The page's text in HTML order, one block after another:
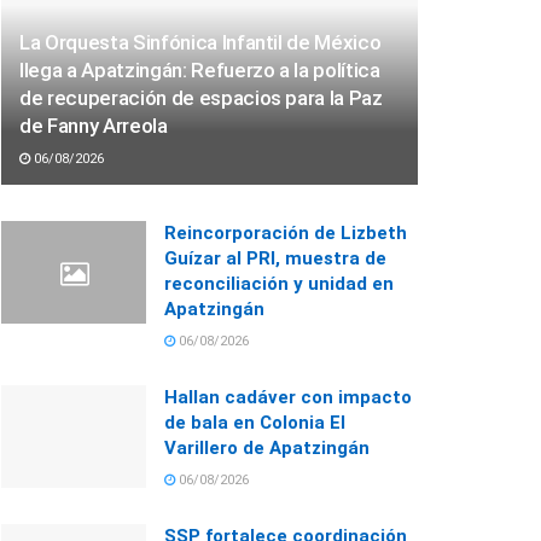
La Orquesta Sinfónica Infantil de México
llega a Apatzingán: Refuerzo a la política
de recuperación de espacios para la Paz
de Fanny Arreola
06/08/2026
Reincorporación de Lizbeth
Guízar al PRI, muestra de
reconciliación y unidad en
Apatzingán
06/08/2026
Hallan cadáver con impacto
de bala en Colonia El
Varillero de Apatzingán
06/08/2026
SSP fortalece coordinación